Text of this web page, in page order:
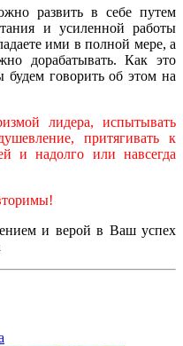
развить в себе путем
и усиленной работы
ими в полной мере, а
дорабатывать. Как это
говорить об этом на
лидера, испытывать
притягивать к
и надолго или навсегда
и верой в Ваш успех